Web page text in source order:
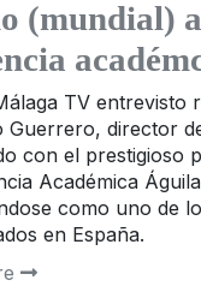
(mundial)
TV entrevisto
Guerrero, director
con el prestigioso
Académica
como uno de
en España.